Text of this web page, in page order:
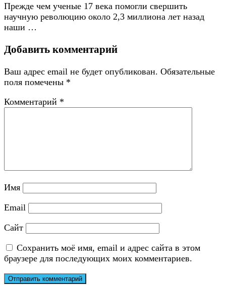
Прежде чем ученые 17 века помогли свершить
научную революцию около 2,3 миллиона лет назад
наши …
Добавить комментарий
Ваш адрес email не будет опубликован. Обязательные
поля помечены *
Комментарий *
Имя
Email
Сайт
Сохранить моё имя, email и адрес сайта в этом
браузере для последующих моих комментариев.